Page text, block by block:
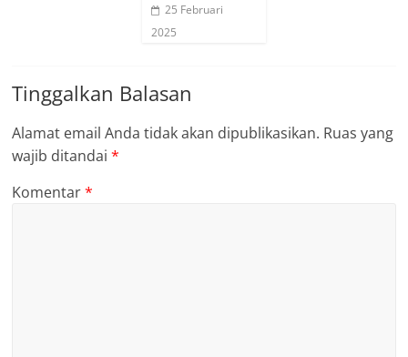
25 Februari
2025
Tinggalkan Balasan
Alamat email Anda tidak akan dipublikasikan. Ruas yang
wajib ditandai*
Komentar*